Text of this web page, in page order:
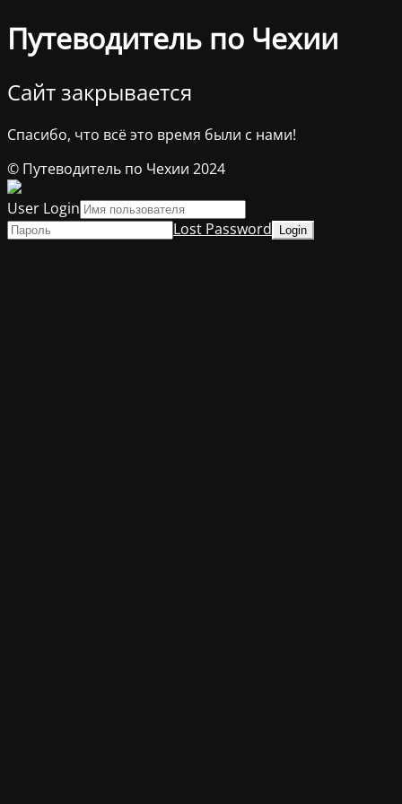
Путеводитель по Чехии
Сайт закрывается
Спасибо, что всё это время были с нами!
© Путеводитель по Чехии 2024
User Login
Lost Password